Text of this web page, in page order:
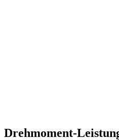
Drehmoment-